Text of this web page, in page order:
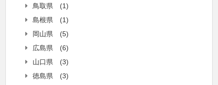
鳥取県
(1)
島根県
(1)
岡山県
(5)
広島県
(6)
山口県
(3)
徳島県
(3)